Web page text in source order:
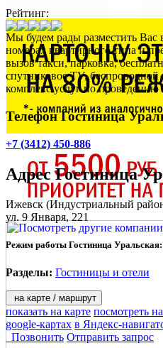
Рейтинг:
Мы будем рады разместить
номерах квартирного типа и
вызов такси, парковка,
спутниковое TV,
комплекс услуг по
Телефон Гостиница
+7 (3412) 450-886
АдресГостиница
Ижевск (Индустриальный
ул. 9 Января, 221
Режим работы Гостиница Уральская:
Разделы: Гостиницы и отели
на карте / маршрут
показать на карте посмотреть
google-картах в Яндекс-
Позвонить Отправить запрос